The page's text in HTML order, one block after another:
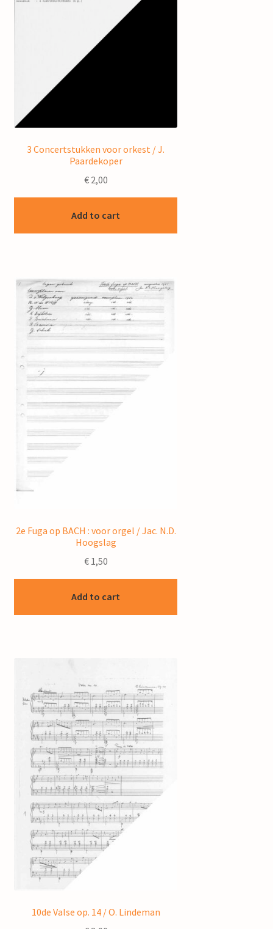
3 Concertstukken voor orkest / J.
Paardekoper
€2,00
Add to cart
2e Fuga op BACH : voor orgel / Jac. N.D.
Hoogslag
€1,50
Add to cart
10de Valse op. 14 / O. Lindeman